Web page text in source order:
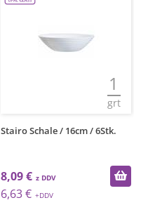
1
grt
Stairo Schale / 16cm / 6Stk.
8,09 €
6,63 €